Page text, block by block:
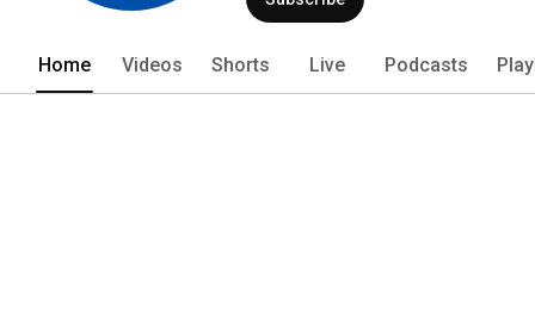
Home Videos Shorts Live Podcasts